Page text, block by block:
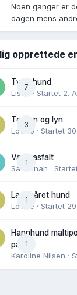
Noen ganger er
dagen mens
opprettede
7
Tynn hund
Lisen
· Startet 2.
3
Torden og lyn
Lovise · Startet
1
Varm asfalt
Savannah ·
1
Langhåret hund
Lovise · Startet
1
Hannhund
parres
Karoline Nilsen ·